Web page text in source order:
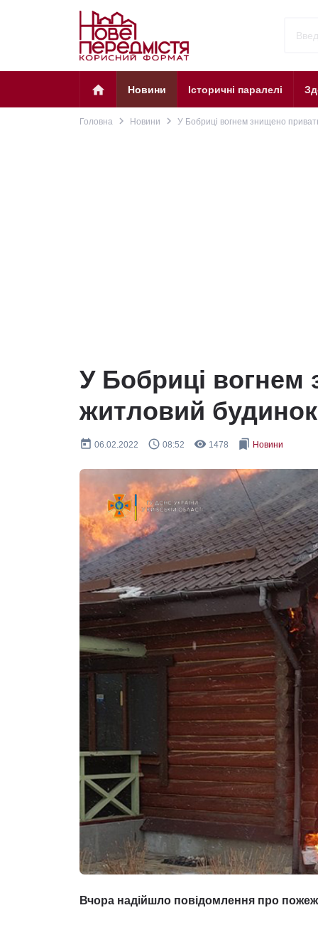
home Новини Історичні паралелі
Головна navigate_next Новини navigate_next У Бобриці вогнем знищено
У Бобриці вогнем
житловий будинок
today 06.02.2022 query_builder 08:52 remove_red_eye 1478 bookmarks Новини
Вчора надійшло повідомлення про